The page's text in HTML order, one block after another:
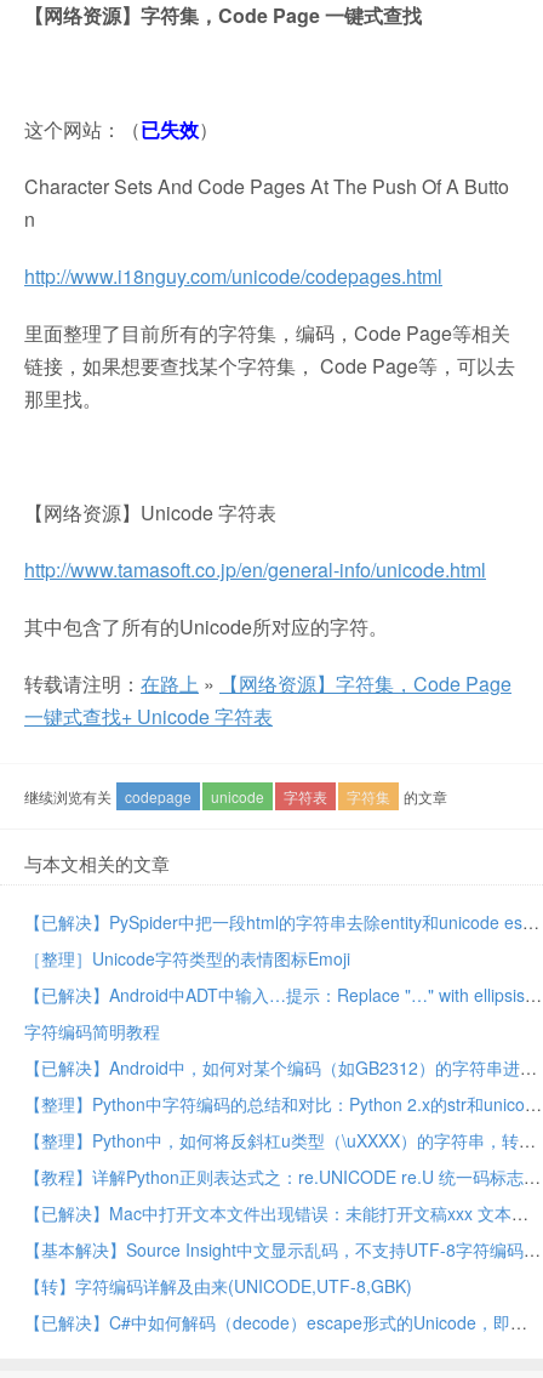
【网络资源】字符集，Code Page 一键式查找
这个网站：（已失效）
Character Sets And Code Pages At The Push Of A Butto
n
http://www.i18nguy.com/unicode/codepages.html
里面整理了目前所有的字符集，编码，Code Page等相关
链接，如果想要查找某个字符集， Code Page等，可以去
那里找。
【网络资源】Unicode 字符表
http://www.tamasoft.co.jp/en/general-info/unicode.html
其中包含了所有的Unicode所对应的字符。
转载请注明： 在路上 »
【网络资源】字符集，Code Page
一键式查找+ Unicode 字符表
继续浏览有关 codepage unicode 字符表 字符集 的文章
与本文相关的文章
【已解决】PySpider中把一段html的字符串去除entity和unicode escape转义
［整理］Unicode字符类型的表情图标Emoji
【已解决】Android中ADT中输入…提示：Replace "…" with ellipsis character (…, &&;#8230;) ?
字符编码简明教程
【已解决】Android中，如何对某个编码（如GB2312）的字符串进行解码为Unicode字符
【整理】Python中字符编码的总结和对比：Python 2.x的str和unicode vs Python 3.x的bytes和str
【整理】Python中，如何将反斜杠u类型（\uXXXX）的字符串，转换为对应的unicode的字符
【教程】详解Python正则表达式之：re.UNICODE re.U 统一码标志
【已解决】Mac中打开文本文件出现错误：未能打开文稿xxx 文本编码"Unicode (UTF-8)"不适用
【基本解决】Source Insight中文显示乱码，不支持UTF-8字符编码
【转】字符编码详解及由来(UNICODE,UTF-8,GBK)
【已解决】C#中如何解码（decode）escape形式的Unicode，即将反斜杠u加上数字的字符，比如“\u003d”转换为字符“=”